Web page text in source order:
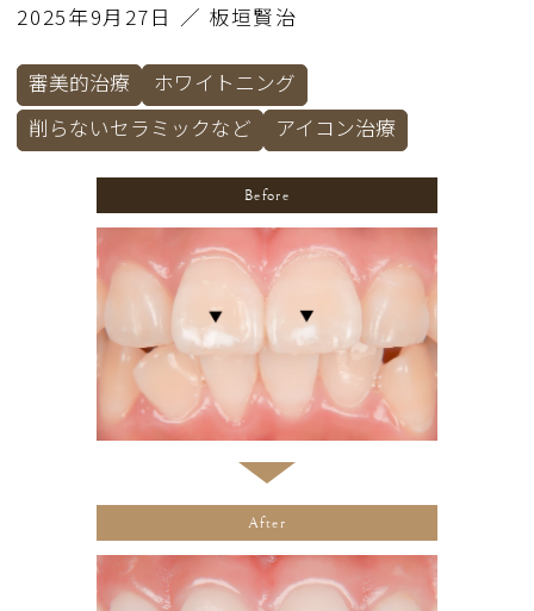
2025年9月27日 ／ 板垣賢治
審美的治療
ホワイトニング
削らないセラミックなど
アイコン治療
Before
After